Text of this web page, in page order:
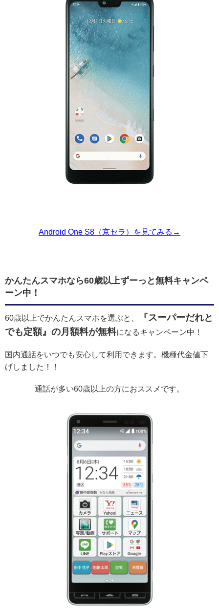
Android One S8（京セラ）を見てみる→
かんたんスマホなら60歳以上ずーっと無料キャンペ
ーン中！
60歳以上でかんたんスマホを選ぶと、
『スーパーだれと
でも定額』の月額料が無料になるキャンペーン中！
国内通話をいつでも安心して利用できます。機種代金値下
げしました！！
通話が多い60歳以上の方におススメです。